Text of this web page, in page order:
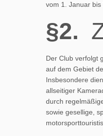
vom 1. Januar bis
§2.
Der Club verfolgt
auf dem Gebiet
Insbesondere
allseitiger
durch
sowie gesellige,